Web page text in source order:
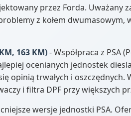
przez Forda. Uważany
z kołem dwumasowym,
163 KM)- Współpraca z PSA
ocenianych jednostek
opinią trwałych i oszczędnych.
i filtra DPF przy większych
wersje jednostki PSA.